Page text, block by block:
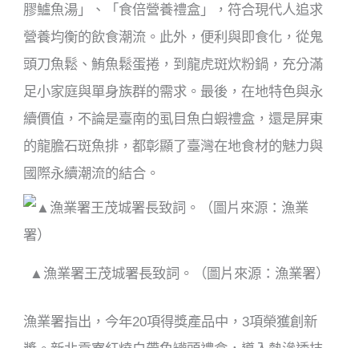
膠鱸魚湯」、「食倍營養禮盒」，符合現代人追求
營養均衡的飲食潮流。此外，便利與即食化，從鬼
頭刀魚鬆、鮪魚鬆蛋捲，到龍虎斑炊粉鍋，充分滿
足小家庭與單身族群的需求。最後，在地特色與永
續價值，不論是臺南的虱目魚白蝦禮盒，還是屏東
的龍膽石斑魚排，都彰顯了臺灣在地食材的魅力與
國際永續潮流的結合。
▲漁業署王茂城署長致詞。（圖片來源：漁業署）
漁業署指出，今年20項得獎產品中，3項榮獲創新